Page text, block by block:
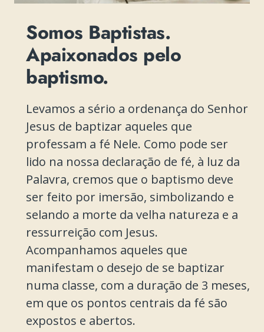
Somos Baptistas.
Apaixonados pelo
baptismo.
Levamos a sério a ordenança do Senhor
Jesus de baptizar aqueles que
professam a fé Nele. Como pode ser
lido na nossa declaração de fé, à luz da
Palavra, cremos que o baptismo deve
ser feito por imersão, simbolizando e
selando a morte da velha natureza e a
ressurreição com Jesus.
Acompanhamos aqueles que
manifestam o desejo de se baptizar
numa classe, com a duração de 3 meses,
em que os pontos centrais da fé são
expostos e abertos.